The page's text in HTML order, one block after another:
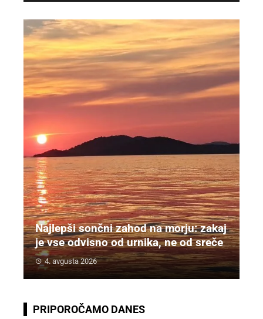
Najlepši sončni zahod na morju: zakaj
je vse odvisno od urnika, ne od sreče
4. avgusta 2026
PRIPOROČAMO DANES